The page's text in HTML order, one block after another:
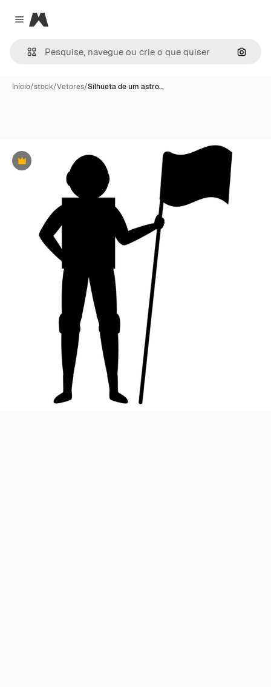
Close menu
Magnific
Início/stock/Vetores/Silhueta de um astro…
Premium